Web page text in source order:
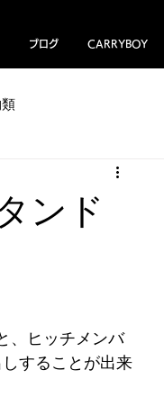
ブログ CARRYBOY
トライトン
ンド
、ヒッチメンバ
することが出来